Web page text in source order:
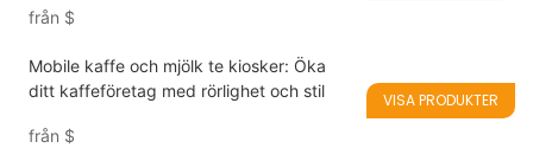
från $
Mobile kaffe och mjölk te kiosker: Öka
ditt kaffeföretag med rörlighet och stil
från $
VISA PRODUKTER